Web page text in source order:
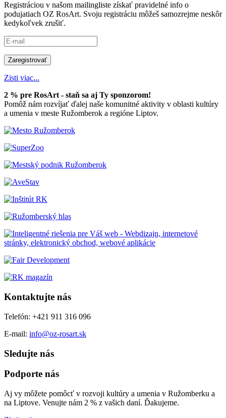
Registráciou v našom mailingliste získať pravidelné info o
podujatiach OZ RosArt. Svoju registráciu môžeš samozrejme neskôr
kedykoľvek zrušiť.
Zisti viac...
2 % pre RosArt - staň sa aj Ty sponzorom!
Pomôž nám rozvíjať ďalej naše komunitné aktivity v oblasti kultúry
a umenia v meste Ružomberok a regióne Liptov.
Kontaktujte nás
Telefón: +421 911 316 096
E-mail: info@oz-rosart.sk
Sledujte nás
Podporte nás
Aj vy môžete pomôcť v rozvoji kultúry a umenia v Ružomberku a
na Liptove. Venujte nám 2 % z vašich daní. Ďakujeme.